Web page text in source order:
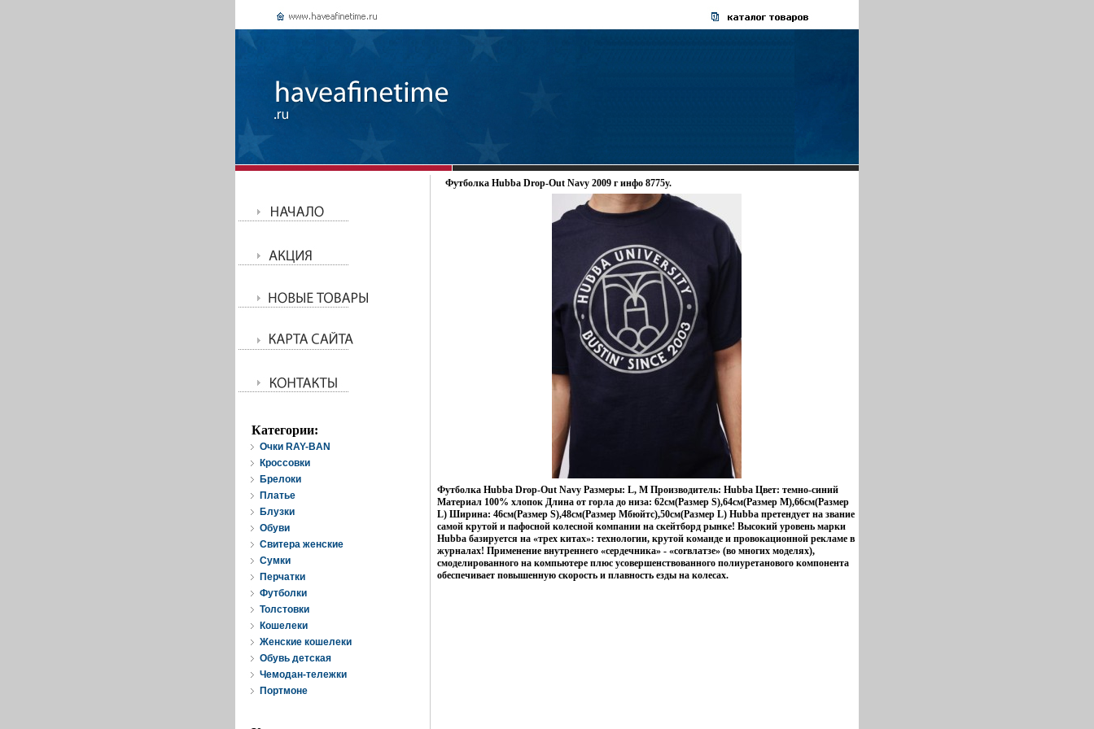
Категории:
Очки RAY-BAN
Кроссовки
Брелоки
Платье
Блузки
Обуви
Свитера женские
Cумки
Перчатки
Футболки
Толстовки
Кошелеки
Женские кошелеки
Обувь детская
Чемодан-тележки
Портмоне
Футболка Hubba Drop-Out Navy 2009 г инфо 8775y.
Футболка Hubba Drop-Out Navy Размеры: L, M Производитель: Hubba Цвет: темно-синий
Материал 100% хлопок Длина от горла до низа: 62см(Размер S),64см(Размер M),66см(Размер
L) Ширина: 46см(Размер S),48см(Размер Mбюйтс),50см(Размер L) Hubba претендует на звание
самой крутой и пафосной колесной компании на скейтборд рынке! Высокий уровень марки
Hubba базируется на «трех китах»: технологии, крутой команде и провокационной рекламе в
журналах! Применение внутреннего «сердечника» - «corвлатзe» (во многих моделях),
смоделированного на компьютере плюс усовершенствованного полиуретанового компонента
обеспечивает повышенную скорость и плавность езды на колесах.